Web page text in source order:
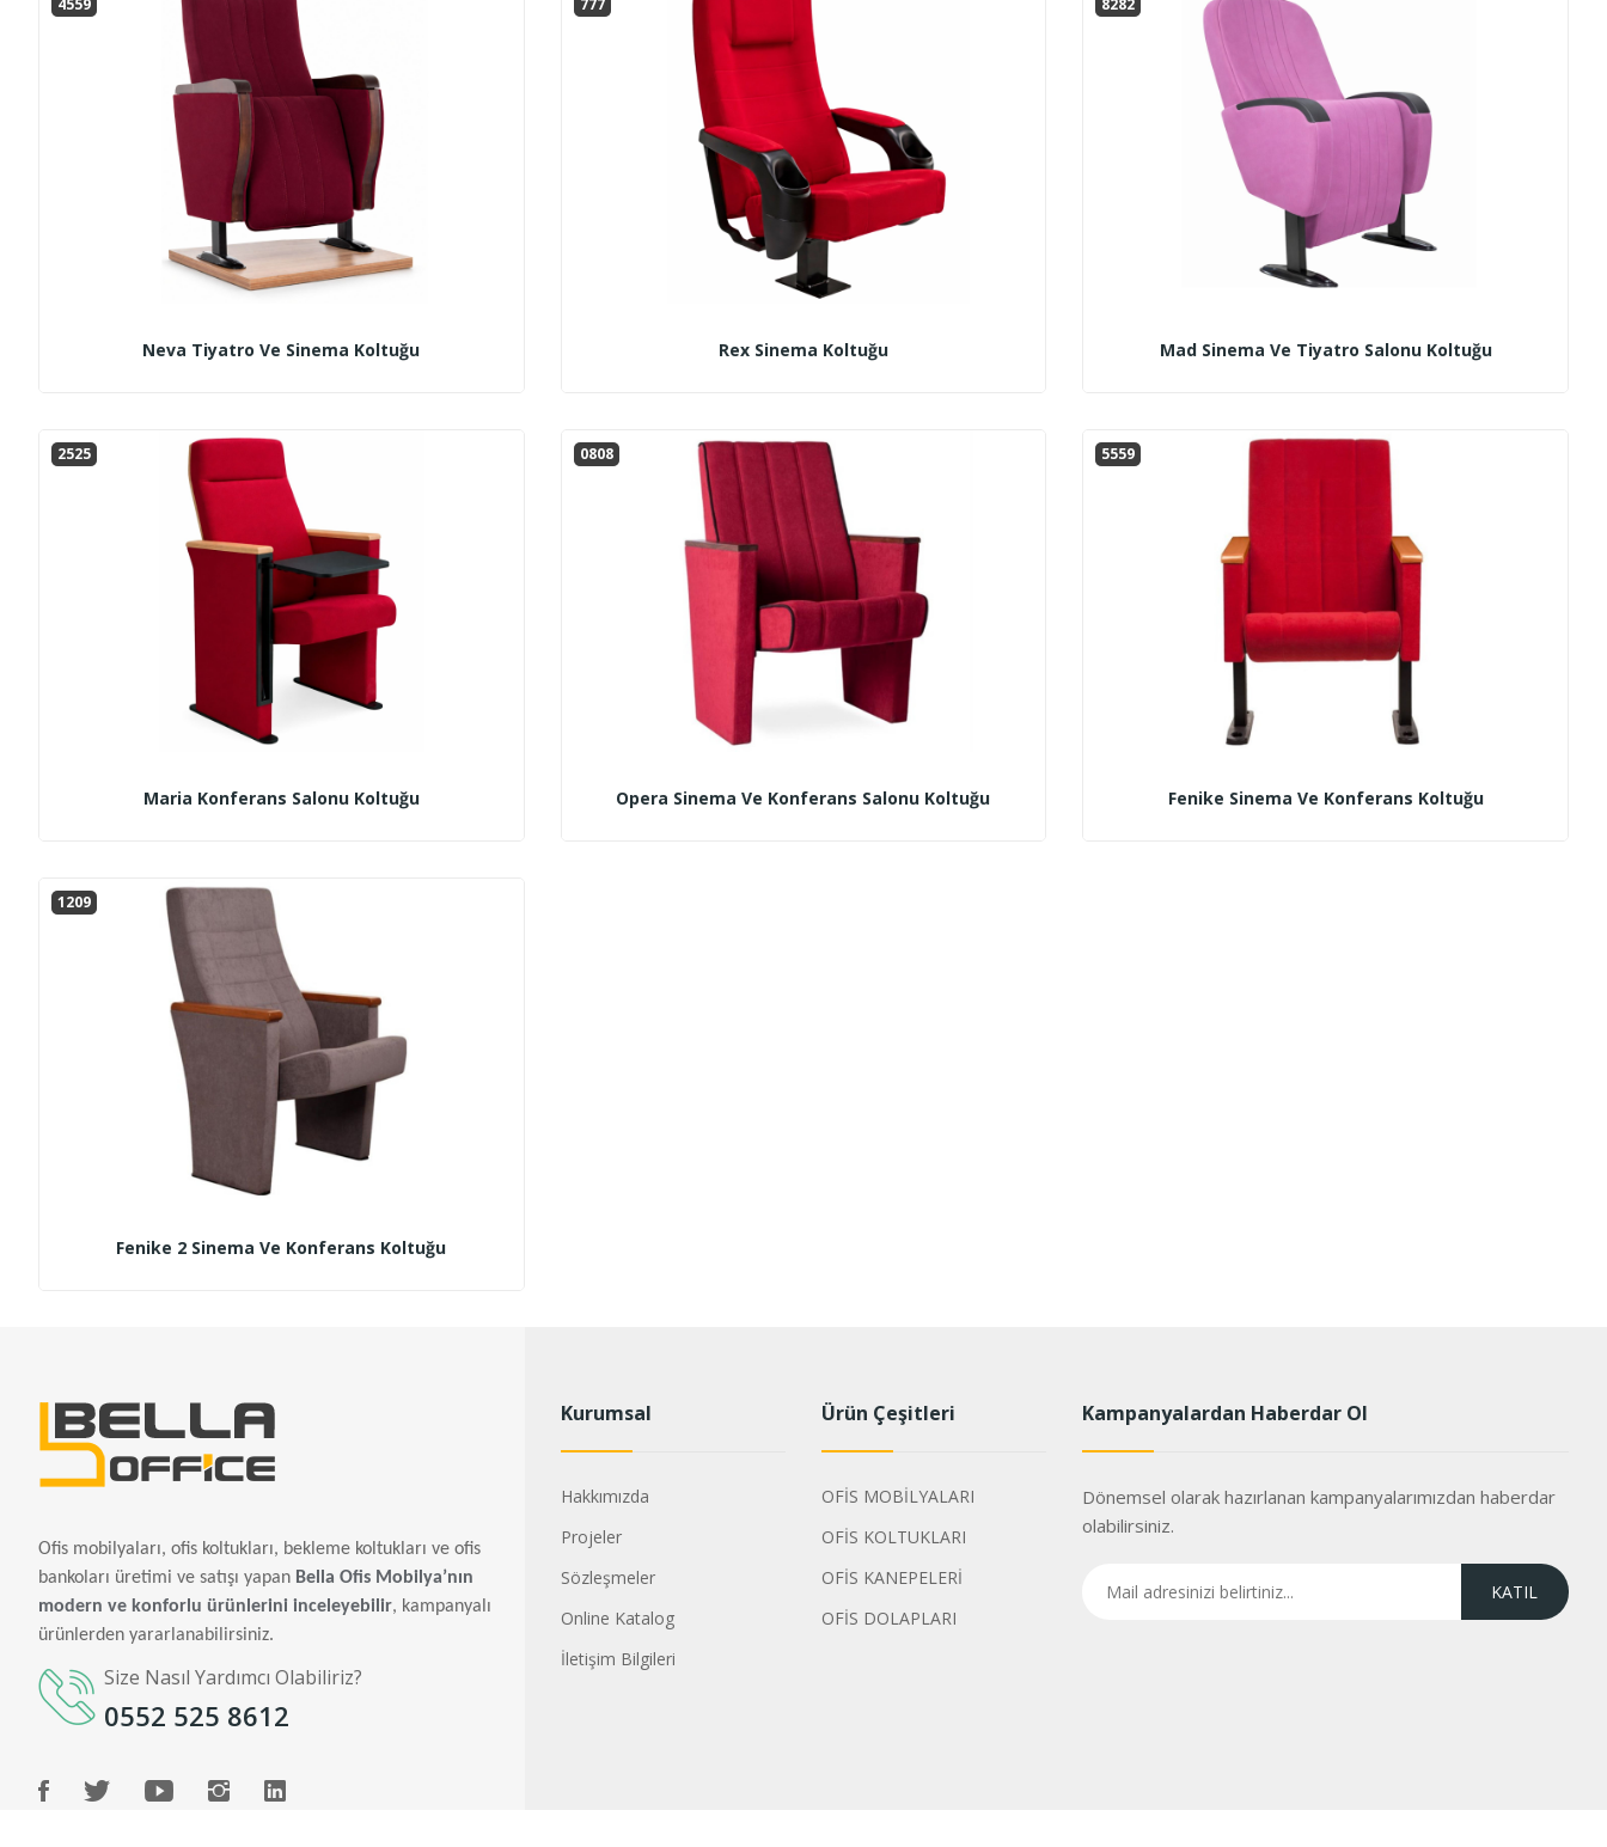
Neva Tiyatro Ve Sinema Koltuğu Rex Sinema Koltuğu Mad Sinema Ve Tiyatro Salonu Koltuğu
2525
Maria Konferans Salonu Koltuğu
0808
Opera Sinema Ve Konferans Salonu Koltuğu
5559
Fenike Sinema Ve Konferans Koltuğu
1209
Fenike 2 Sinema Ve Konferans Koltuğu
Ofis mobilyaları, ofis koltukları, bekleme koltukları ve ofis
bankoları üretimi ve satışı yapan Bella Ofis Mobilya’nın
modern ve konforlu ürünlerini inceleyebilir, kampanyalı
ürünlerden yararlanabilirsiniz.
Size Nasıl Yardımcı Olabiliriz?
0552 525 8612
Kurumsal
Hakkımızda
Projeler
Sözleşmeler
Online Katalog
İletişim Bilgileri
Ürün Çeşitleri
OFİS MOBİLYALARI
OFİS KOLTUKLARI
OFİS KANEPELERİ
OFİS DOLAPLARI
Kampanyalardan Haberdar Ol
Dönemsel olarak hazırlanan kampanyalarımızdan haberdar
olabilirsiniz.